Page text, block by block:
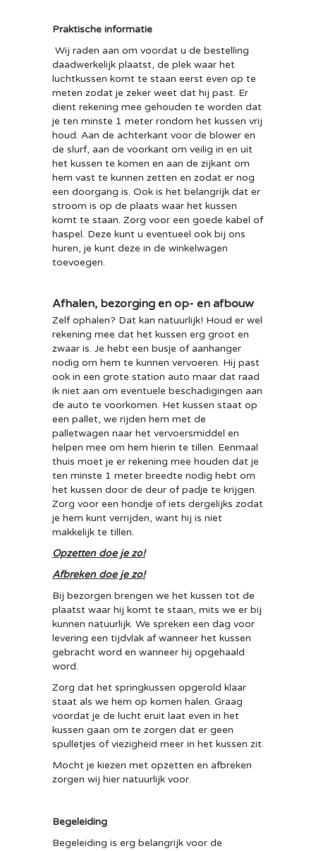
Praktische informatie
Wij raden aan om voordat u de bestelling
daadwerkelijk plaatst, de plek waar het
luchtkussen komt te staan eerst even op te
meten zodat je zeker weet dat hij past. Er
dient rekening mee gehouden te worden dat
je ten minste 1 meter rondom het kussen vrij
houd. Aan de achterkant voor de blower en
de slurf, aan de voorkant om veilig in en uit
het kussen te komen en aan de zijkant om
hem vast te kunnen zetten en zodat er nog
een doorgang is. Ook is het belangrijk dat er
stroom is op de plaats waar het kussen
komt te staan. Zorg voor een goede kabel of
haspel. Deze kunt u eventueel ook bij ons
huren, je kunt deze in de winkelwagen
toevoegen.
Afhalen, bezorging en op- en afbouw
Zelf ophalen? Dat kan natuurlijk! Houd er wel
rekening mee dat het kussen erg groot en
zwaar is. Je hebt een busje of aanhanger
nodig om hem te kunnen vervoeren. Hij past
ook in een grote station auto maar dat raad
ik niet aan om eventuele beschadigingen aan
de auto te voorkomen. Het kussen staat op
een pallet, we rijden hem met de
palletwagen naar het vervoersmiddel en
helpen mee om hem hierin te tillen. Eenmaal
thuis moet je er rekening mee houden dat je
ten minste 1 meter breedte nodig hebt om
het kussen door de deur of padje te krijgen.
Zorg voor een hondje of iets dergelijks zodat
je hem kunt verrijden, want hij is niet
makkelijk te tillen.
Opzetten doe je zo!
Afbreken doe je zo!
Bij bezorgen brengen we het kussen tot de
plaatst waar hij komt te staan, mits we er bij
kunnen natuurlijk. We spreken een dag voor
levering een tijdvlak af wanneer het kussen
gebracht word en wanneer hij opgehaald
word.
Zorg dat het springkussen opgerold klaar
staat als we hem op komen halen. Graag
voordat je de lucht eruit laat even in het
kussen gaan om te zorgen dat er geen
spulletjes of viezigheid meer in het kussen zit.
Mocht je kiezen met opzetten en afbreken
zorgen wij hier natuurlijk voor.
Begeleiding
Begeleiding is erg belangrijk voor de